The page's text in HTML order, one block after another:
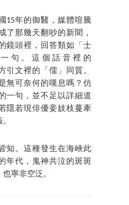
15年的御醫，媒體喧騰
了那幾天翻吵的新聞，
鏡頭裡，回答類如「士
句。這個話音裡的
引文裡的「儒」同質。
無可奈何的嘆息嗎？仿
一句，並不足以詳細道
隱若現俳優妾妓枝蔓牽
知。這種發生在海峽此
年代，鬼神共泣的斑斑
寧非空泛。